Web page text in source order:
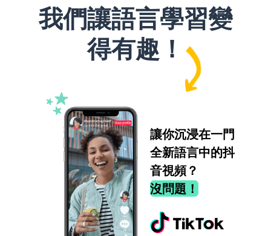
我們讓語言學習變
得有趣！
讓你沉浸在一門
全新語言中的抖
音視頻？
沒問題！